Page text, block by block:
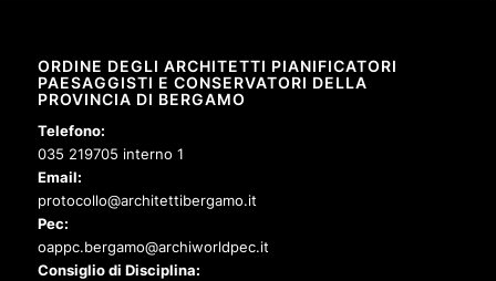
ORDINE DEGLI ARCHITETTI PIANIFICATORI
PAESAGGISTI E CONSERVATORI DELLA
PROVINCIA DI BERGAMO
Telefono:
035 219705 interno 1
Email:
protocollo@architettibergamo.it
Pec:
oappc.bergamo@archiworldpec.it
Consiglio di Disciplina: